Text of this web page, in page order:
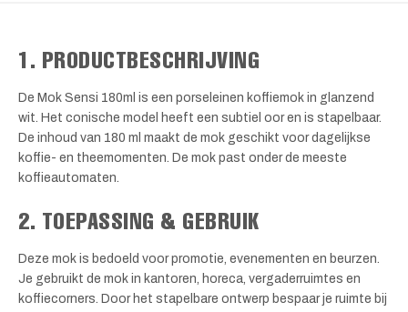
1. PRODUCTBESCHRIJVING
De Mok Sensi 180ml is een porseleinen koffiemok in glanzend
wit. Het conische model heeft een subtiel oor en is stapelbaar.
De inhoud van 180 ml maakt de mok geschikt voor dagelijkse
koffie- en theemomenten. De mok past onder de meeste
koffieautomaten.
2. TOEPASSING & GEBRUIK
Deze mok is bedoeld voor promotie, evenementen en beurzen.
Je gebruikt de mok in kantoren, horeca, vergaderruimtes en
koffiecorners. Door het stapelbare ontwerp bespaar je ruimte bij